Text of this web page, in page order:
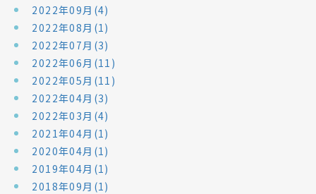
2022年09月(4)
2022年08月(1)
2022年07月(3)
2022年06月(11)
2022年05月(11)
2022年04月(3)
2022年03月(4)
2021年04月(1)
2020年04月(1)
2019年04月(1)
2018年09月(1)